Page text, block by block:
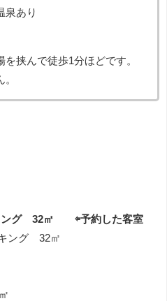
泉あり
挟んで徒歩1分ほどです。
ング 32㎡ ⇦予約した客室
ング 32㎡